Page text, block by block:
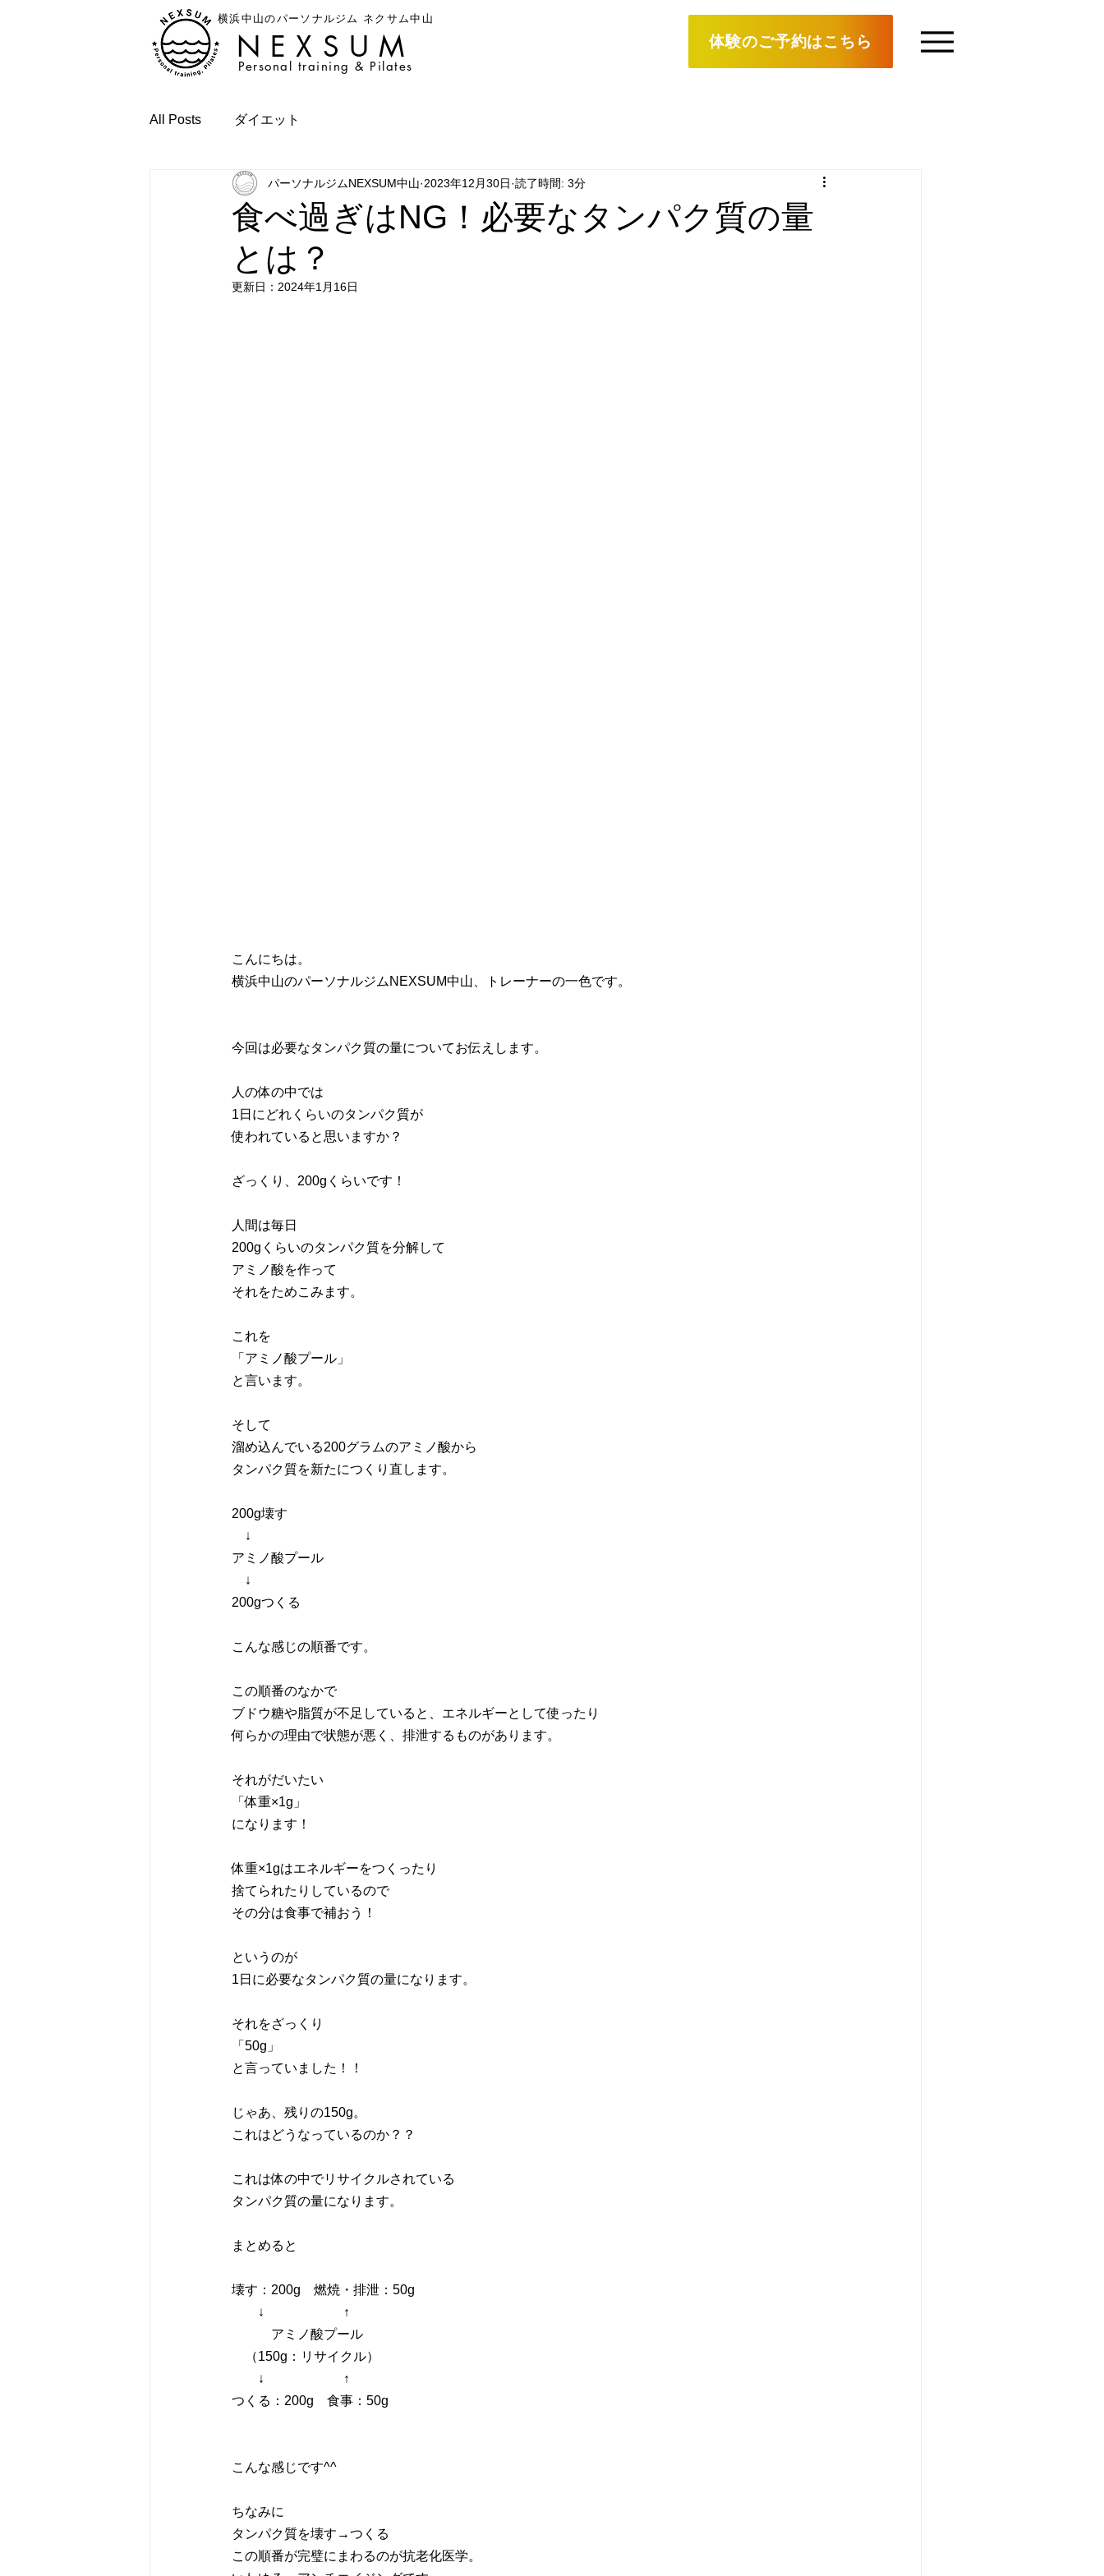
横浜中山のパーソナルジム ネクサム中山
NEXSUM
Personal training & Pilates
体験のご予約はこちら
All Posts ダイエット
食べ過ぎはNG！必要なタンパク質の量
とは？
パーソナルジムNEXSUM中山 2023年12月30日 読了時間: 3分
更新日： 2024年1月16日
こんにちは。
横浜中山のパーソナルジムNEXSUM中山、トレーナーの一色です。
今回は必要なタンパク質の量についてお伝えします。
人の体の中では
1日にどれくらいのタンパク質が
使われていると思いますか？
ざっくり、200gくらいです！
人間は毎日
200gくらいのタンパク質を分解して
アミノ酸を作って
それをためこみます。
これを
「アミノ酸プール」
と言います。
そして
溜め込んでいる200グラムのアミノ酸から
タンパク質を新たにつくり直します。
200g壊す
↓
アミノ酸プール
↓
200gつくる
こんな感じの順番です。
この順番のなかで
ブドウ糖や脂質が不足していると、エネルギーとして使ったり
何らかの理由で状態が悪く、排泄するものがあります。
それがだいたい
「体重×1g」
になります！
体重×1gはエネルギーをつくったり
捨てられたりしているので
その分は食事で補おう！
というのが
1日に必要なタンパク質の量になります。
それをざっくり
「50g」
と言っていました！！
じゃあ、残りの150g。
これはどうなっているのか？？
これは体の中でリサイクルされている
タンパク質の量になります。
まとめると
壊す：200g　燃焼・排泄：50g
↓　　　　　　↑
アミノ酸プール
（150g：リサイクル）
↓　　　　　　↑
つくる：200g　食事：50g
こんな感じです^^
ちなみに
タンパク質を壊す→つくる
この順番が完璧にまわるのが抗老化医学。